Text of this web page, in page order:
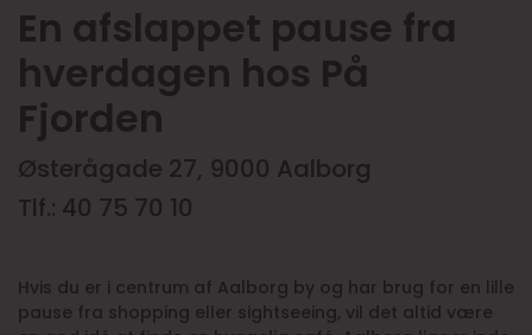
En afslappet pause fra
hverdagen hos På
Fjorden
Østerågade 27, 9000 Aalborg
Tlf.: 40 75 70 10
Hvis du er i centrum af Aalborg by og har brug for en lille
pause fra shopping eller sightseeing, vil det altid være